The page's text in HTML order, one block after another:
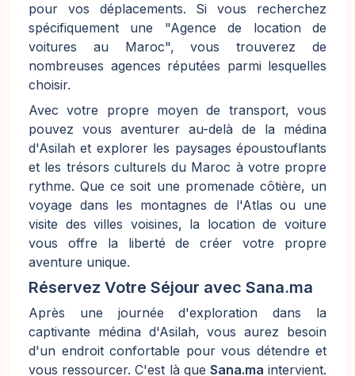
pour vos déplacements. Si vous recherchez
spécifiquement une "Agence de location de
voitures au Maroc", vous trouverez de
nombreuses agences réputées parmi lesquelles
choisir.
Avec votre propre moyen de transport, vous
pouvez vous aventurer au-delà de la médina
d'Asilah et explorer les paysages époustouflants
et les trésors culturels du Maroc à votre propre
rythme. Que ce soit une promenade côtière, un
voyage dans les montagnes de l'Atlas ou une
visite des villes voisines, la location de voiture
vous offre la liberté de créer votre propre
aventure unique.
Réservez Votre Séjour avec Sana.ma
Après une journée d'exploration dans la
captivante médina d'Asilah, vous aurez besoin
d'un endroit confortable pour vous détendre et
vous ressourcer. C'est là que Sana.ma intervient.